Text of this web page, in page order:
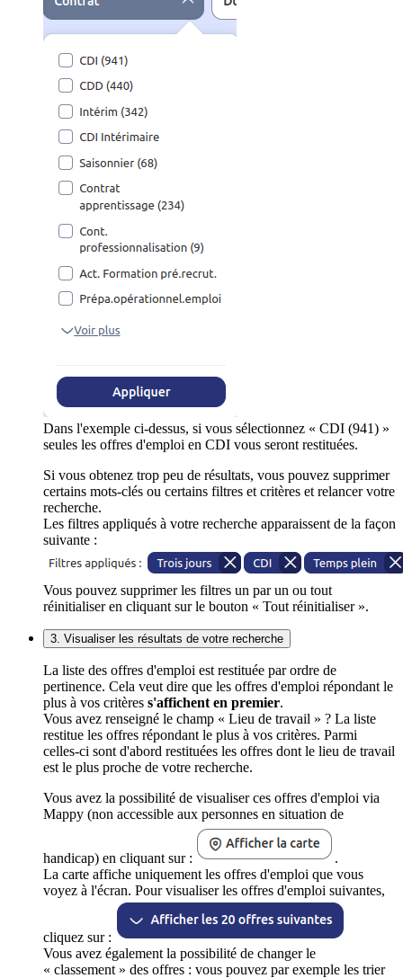
Dans l'exemple ci-dessus, si vous sélectionnez « CDI (941) »
seules les offres d'emploi en CDI vous seront restituées.
Si vous obtenez trop peu de résultats, vous pouvez supprimer
certains mots-clés ou certains filtres et critères et relancer votre
recherche.
Les filtres appliqués à votre recherche apparaissent de la façon
suivante :
Vous pouvez supprimer les filtres un par un ou tout
réinitialiser en cliquant sur le bouton « Tout réinitialiser ».
3. Visualiser les résultats de votre recherche
La liste des offres d'emploi est restituée par ordre de
pertinence. Cela veut dire que les offres d'emploi répondant le
plus à vos critères s'affichent en premier.
Vous avez renseigné le champ « Lieu de travail » ? La liste
restitue les offres répondant le plus à vos critères. Parmi
celles-ci sont d'abord restituées les offres dont le lieu de travail
est le plus proche de votre recherche.
Vous avez la possibilité de visualiser ces offres d'emploi via
Mappy (non accessible aux personnes en situation de
handicap) en cliquant sur :
.
La carte affiche uniquement les offres d'emploi que vous
voyez à l'écran. Pour visualiser les offres d'emploi suivantes,
cliquez sur :
Vous avez également la possibilité de changer le
« classement » des offres : vous pouvez par exemple les trier